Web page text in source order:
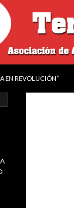
EN REVOLUCIÓN”